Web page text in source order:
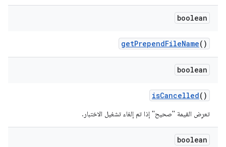
boolean
getPrependFileName()
boolean
isCancelled()
تعرِض القيمة "صحيح" إذا تم إلغاء تشغيل الاختبار.
boolean